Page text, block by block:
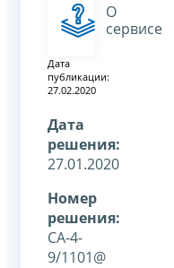
О
сервисе
Дата
публикации:
27.02.2020
Дата
решения:
27.01.2020
Номер
решения:
СА-4-
9/1101@